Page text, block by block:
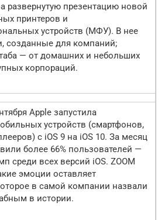
развернутую презентацию новой
принтеров и
устройств (МФУ). В нее
созданные для компаний;
— от домашних и небольших
корпораций.
Apple запустила
устройств (смартфонов,
с iOS 9 на iOS 10. За месяц
более 66% пользователей —
среди всех версий iOS. ZOOM
эмоции оставляет
в самой компании назвали
в истории.